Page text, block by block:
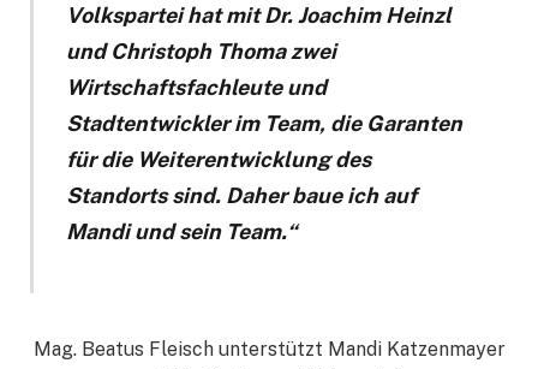
Volkspartei hat mit Dr. Joachim Heinzl
und Christoph Thoma zwei
Wirtschaftsfachleute und
Stadtentwickler im Team, die Garanten
für die Weiterentwicklung des
Standorts sind. Daher baue ich auf
Mandi und sein Team.“
Mag. Beatus Fleisch unterstützt Mandi Katzenmayer